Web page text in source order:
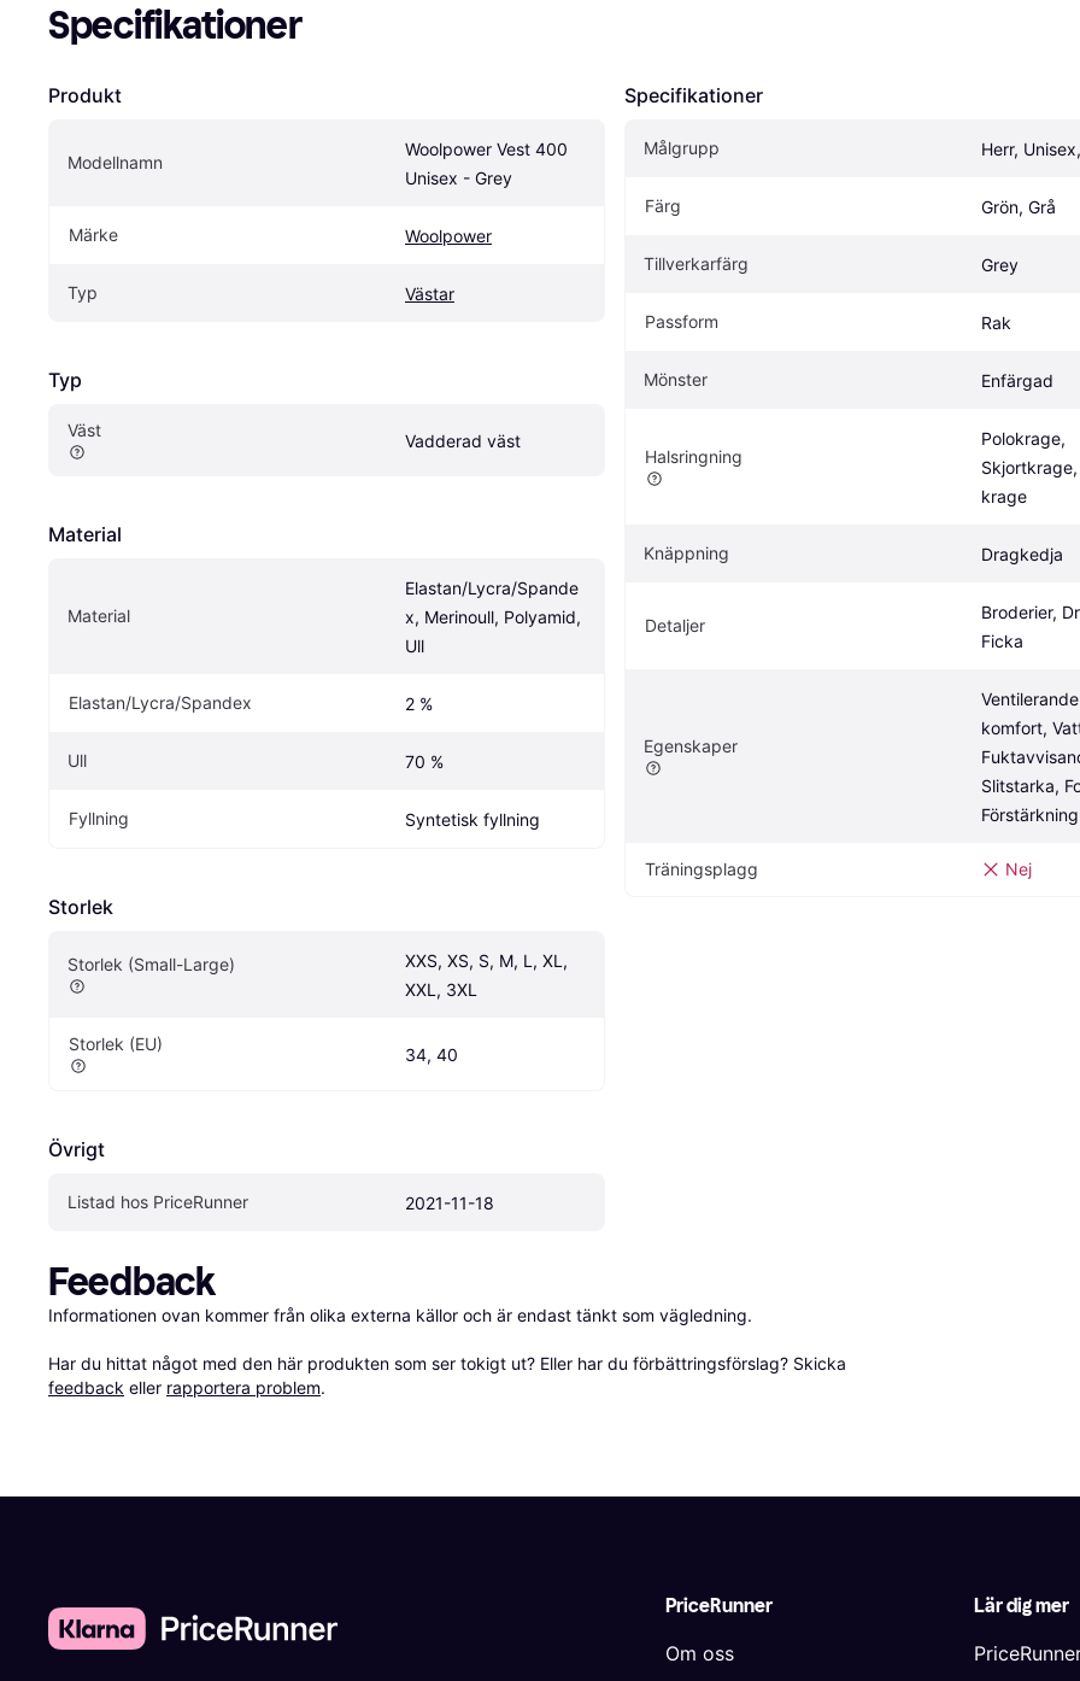
Specifikationer
Produkt
Modellnamn
Woolpower Vest 400
Unisex - Grey
Märke Woolpower
Typ Västar
Typ
Väst
Vadderad väst
Material
Material
Elastan/Lycra/Spande
x, Merinoull, Polyamid,
Ull
Elastan/Lycra/Spandex 2 %
Ull 70 %
Fyllning Syntetisk fyllning
Storlek
Storlek (Small-Large)
XXS, XS, S, M, L, XL,
XXL, 3XL
Storlek (EU)
34, 40
Övrigt
Listad hos PriceRunner 2021-11-18
Specifikationer
Målgrupp Herr,
Färg Grön, Grå
Tillverkarfärg Grey
Passform Rak
Mönster Enfärgad
Halsringning
Polokrage,
krage
Knäppning Dragkedja
Detaljer
Broderier,
Ficka
Egenskaper
komfort,
Slitstarka,
Förstärkning
Träningsplagg Nej
Feedback
Informationen ovan kommer från olika externa källor och är endast tänkt som vägledning.
Har du hittat något med den här produkten som ser tokigt ut? Eller har du förbättringsförslag? Skicka
feedback eller rapportera problem.
PriceRunner
Om oss
Lär dig mer